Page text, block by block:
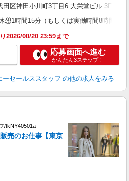
田区神田小川町3丁目6 大栄堂ビル 3F
憩1時間15分（もしくは実働時間8時間
2026/08/20 23:59まで
応募画面へ進む
かんたん3ステップ！
ーセールススタッフ の他の求人をみる
/tkNY40501a
売のお仕事【東京